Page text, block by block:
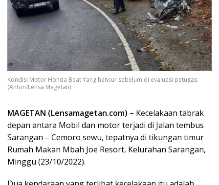
Kondisi Motor Honda Beat Yang hancur sebelum di evaluasi petugas.
(Anton/Lensa Magetan)
MAGETAN (Lensamagetan.com) – Kecelakaan tabrak
depan antara Mobil dan motor terjadi di Jalan tembus
Sarangan – Cemoro sewu, tepatnya di tikungan timur
Rumah Makan Mbah Joe Resort, Kelurahan Sarangan,
Minggu (23/10/2022).